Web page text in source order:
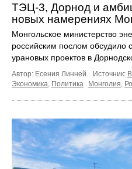
ТЭЦ-3, Дорнод и
новых намерениях
Монгольское министерство
российским послом обсудило
урановых проектов в
Автор: Есения Линней. Источник:
Экономика Политика Монголия